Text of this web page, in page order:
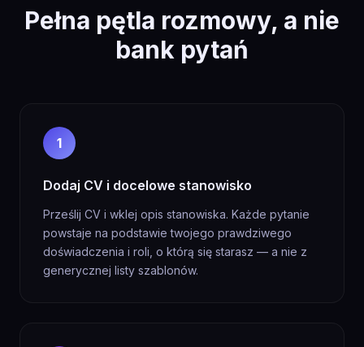
Pełna pętla rozmowy, a nie
bank pytań
1
Dodaj CV i docelowe stanowisko
Prześlij CV i wklej opis stanowiska. Każde pytanie
powstaje na podstawie twojego prawdziwego
doświadczenia i roli, o którą się starasz — a nie z
generycznej listy szablonów.